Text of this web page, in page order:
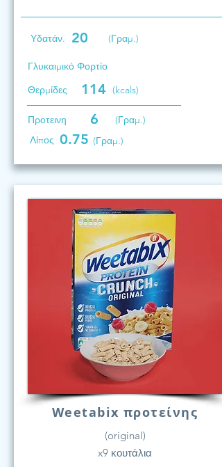
Υδατάν. 20 (Γραμ.)
Γλυκαιμικό Φορτίο
Θερμίδες
114 (kcals)
Προτεινη 6
(Γραμ.)
Λίπος 0.75 (Γραμ.)
Weetabix προτείνης
(original)
x9 κουτάλια